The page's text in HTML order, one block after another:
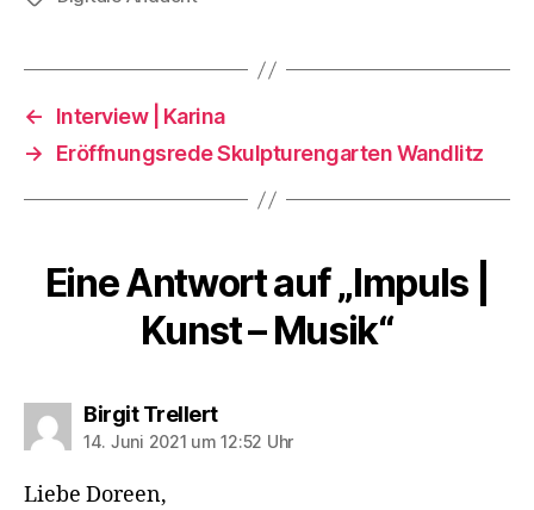
←
Interview | Karina
→
Eröffnungsrede Skulpturengarten Wandlitz
Eine Antwort auf „Impuls |
Kunst – Musik“
Birgit Trellertsagt:
14. Juni 2021 um 12:52 Uhr
Liebe Doreen,